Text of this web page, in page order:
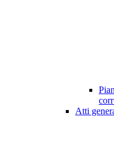
Atti